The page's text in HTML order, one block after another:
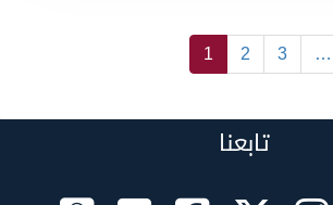
1 2 3 …
تابعنا